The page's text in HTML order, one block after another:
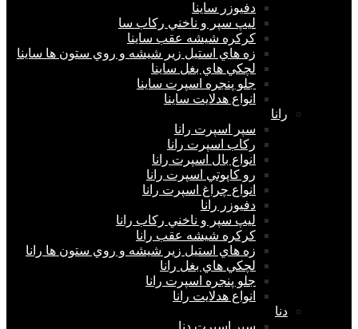
دفيوزر ساینا
ليپ سپر و ناخني ركاب سا
كركره شيشه عقب ساینا
زه هاي استيل زير شيشه و روي ستون ها ساینا
لچكي هاي بغل ساینا
جلو پنجره اسپرت ساینا
انواع هدلايت ساینا
رانا
سپر اسپرت رانا
ركاب اسپرت رانا
انواع بال اسپرت رانا
رو كاپوتي اسپرت رانا
انواع چراغ اسپرت رانا
دفيوزر رانا
ليپ سپر و ناخني ركاب رانا
كركره شيشه عقب رانا
زه هاي استيل زير شيشه و روي ستون ها رانا
لچكي هاي بغل رانا
جلو پنجره اسپرت رانا
انواع هدلايت رانا
دنا
سپر اسپرت دنا